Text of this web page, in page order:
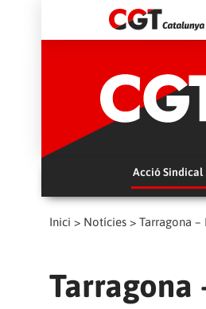
Acció Sindical
Inici > Notícies > Tarragona –
Tarragona